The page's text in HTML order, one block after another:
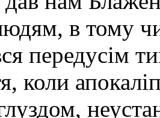
в тому
передусім
коли